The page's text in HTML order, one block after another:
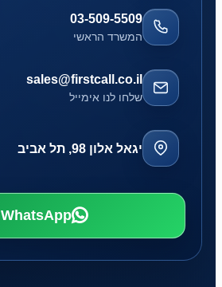
03-509-5509
המשרד הראשי
sales@firstcall.co.il
שלחו לנו אימייל
יגאל אלון 98, תל אביב
WhatsApp